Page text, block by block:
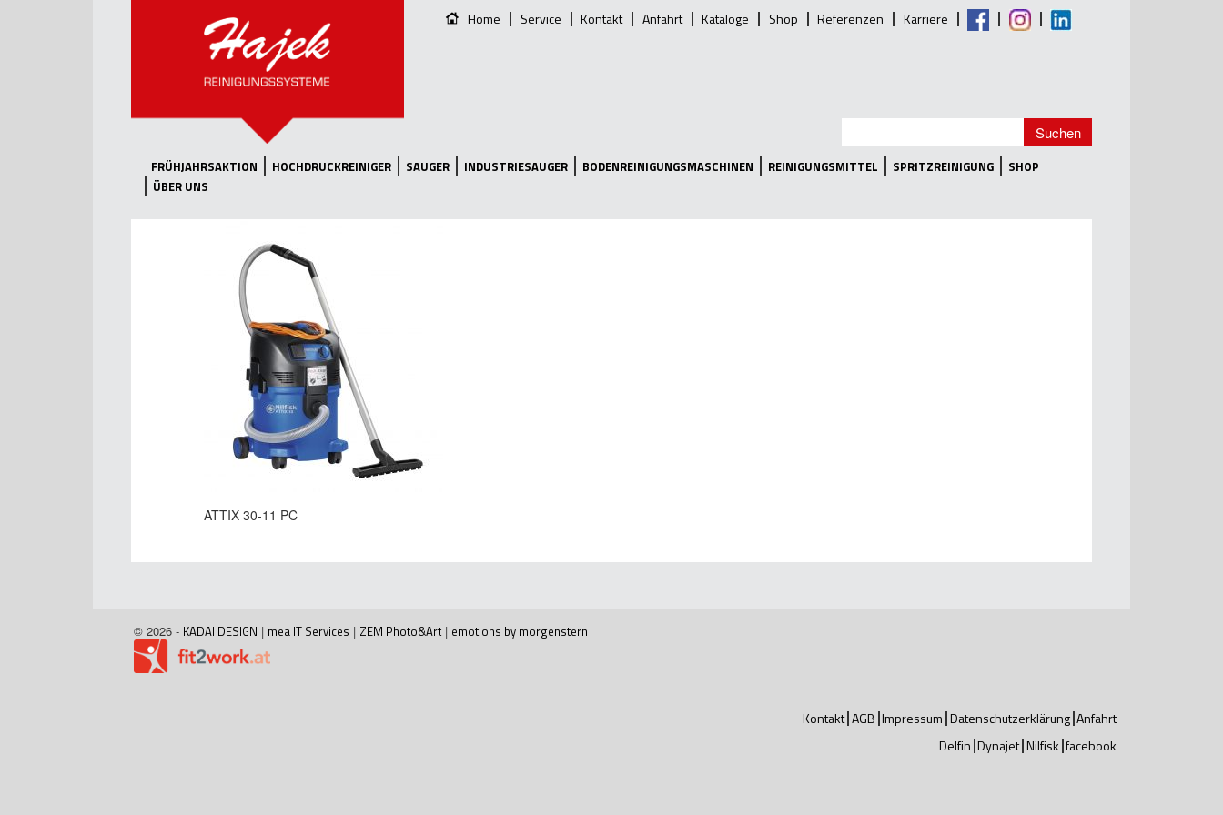
Home Service Kontakt Anfahrt Kataloge Shop Referenzen Karriere
FRÜHJAHRSAKTION HOCHDRUCKREINIGER SAUGER INDUSTRIESAUGER BODENREINIGUNGSMASCHINEN REINIGUNGSMITTEL SPRITZREINIGUNG
SHOP
ÜBER UNS
ATTIX 30-11 PC
© 2026 - KADAI DESIGN | mea IT Services | ZEM Photo&Art | emotions by morgenstern
Kontakt AGB Impressum Datenschutzerklärung Anfahrt
Delfin Dynajet Nilfisk facebook